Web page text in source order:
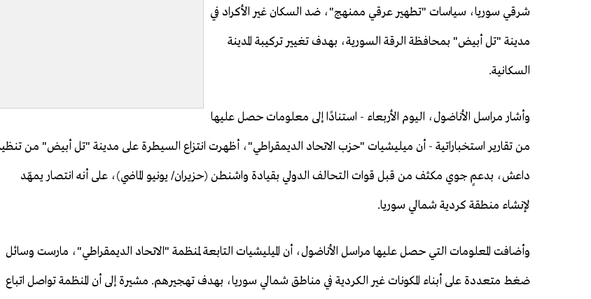
شرقي سوريا، سياسات "تطهير عرقي ممنهج"، ضد السكان غير الأكراد في
مدينة "تل أبيض" بمحافظة الرقة السورية، بهدف تغيير تركيبة المدينة
السكانية.
وأشار مراسل الأناضول، اليوم الأربعاء - استنادًا إلى معلومات حصل عليها
من تقارير استخباراتية - أن ميليشيات "حزب الاتحاد الديمقراطي"، أظهرت انتزاع السيطرة على مدينة "تل أبيض" من
داعش، بدعمٍ جوي مكثف من قبل قوات التحالف الدولي بقيادة واشنطن (حزيران/ يونيو الماضي)، على أنه انتصار يمهّد
لإنشاء منطقة كردية شمالي سوريا.
وأضافت المعلومات التي حصل عليها مراسل الأناضول، أن الميليشيات التابعة لمنظمة "الاتحاد الديمقراطي"، مارست وسائل
ضغط متعددة على أبناء المكونات غير الكردية في مناطق شمالي سوريا، بهدف تهجيرهم. مشيرة إلى أن المنظمة تواصل اتباع